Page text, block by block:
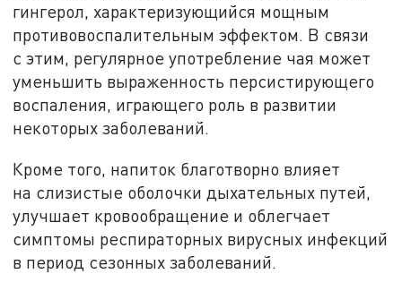
гингерол, характеризующийся мощным
противовоспалительным эффектом. В связи
с этим, регулярное употребление чая может
уменьшить выраженность персистирующего
воспаления, играющего роль в развитии
некоторых заболеваний.
Кроме того, напиток благотворно влияет
на слизистые оболочки дыхательных путей,
улучшает кровообращение и облегчает
симптомы респираторных вирусных инфекций
в период сезонных заболеваний.